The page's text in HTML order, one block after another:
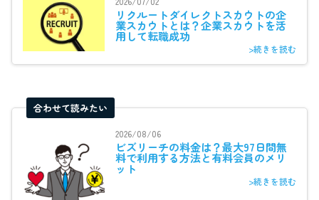
リクルートダイレクトスカウトの企
業スカウトとは？企業スカウトを活
用して転職成功
>続きを読む
合わせて読みたい
2026/08/06
ビズリーチの料金は？最大97日間無
料で利用する方法と有料会員のメリ
ット
>続きを読む